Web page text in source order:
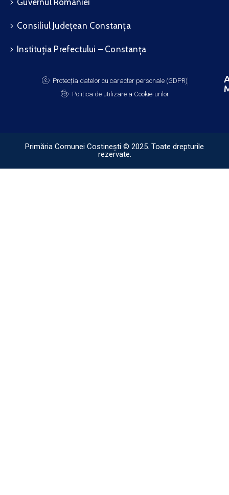
Guvernul României
Consiliul Județean Constanța
Instituția Prefectului – Constanța
Protecția datelor cu caracter personale (GDPR)
Politica de utilizare a Cookie-urilor
Primăria Comunei Costinești © 2025. Toate drepturile
rezervate.